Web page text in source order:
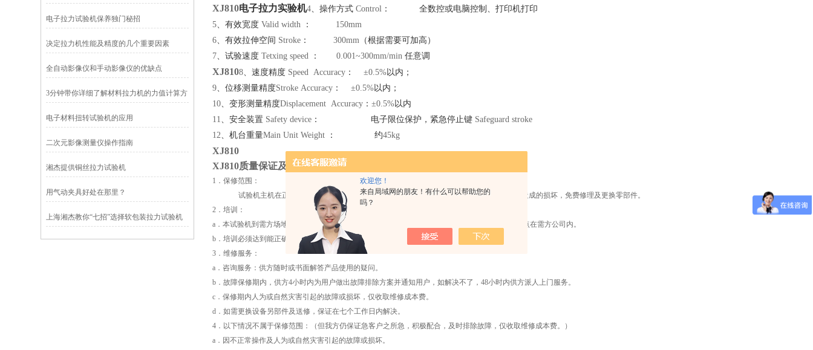
欢迎您！
来自局域网的朋友！有什么可以帮助您的
吗？
电子拉力试验机保养独门秘招
决定拉力机性能及精度的几个重要因素
全自动影像仪和手动影像仪的优缺点
3分钟带你详细了解材料拉力机的力值计算方
电子材料扭转试验机的应用
二次元影像测量仪操作指南
湘杰提供铜丝拉力试验机
用气动夹具好处在那里？
上海湘杰教你“七招”选择软包装拉力试验机
XJ810电子拉力实验机4、操作方式 Control ：
全数控或电脑控制、打印机打印
5、有效宽度 Valid width ：
150mm
6、有效拉伸空间 Stroke ： 300mm （根据需要可加高）
7、试验速度 Tetxing speed ： 0.001~300mm/min任意调
XJ8108、速度精度 Speed Accuracy ： ±0.5%以内；
9、位移测量精度Stroke Accuracy ： ±0.5%以内；
10、变形测量精度Displacement Accuracy ：±0.5%以内
11、安全装置 Safety device ： 电子限位保护，紧急停止键 Safeguard stroke
12、机台重量Main Unit Weight ： 约45kg
XJ810
XJ810质量保证及售后服务承诺
1．保修范围：
试验机主机在正常使用的情况下由湘杰公司保修一年，终身维修服务。主机因非人为原因造成的损坏，免费修理及更换零部件。
2．培训：
a．本试验机到需方场地二日内，我方人员到场调试，免费为需方2-4名操作人员进行培训，培训地点在需方公司内。
b．培训必须达到能正确使用试验机、软件操作和一般维护和故障处理为止。
3．维修服务：
a．咨询服务：供方随时或书面解答产品使用的疑问。
b．故障保修期内，供方4小时内为用户做出故障排除方案并通知用户，如解决不了，48小时内供方派人上门服务。
c．保修期内人为或自然灾害引起的故障或损坏，仅收取维修成本费。
d．如需更换设备另部件及送修，保证在七个工作日内解决。
4．以下情况不属于保修范围：（但我方仍保证急客户之所急，积极配合，及时排除故障，仅收取维修成本费。）
a．因不正常操作及人为或自然灾害引起的故障或损坏。